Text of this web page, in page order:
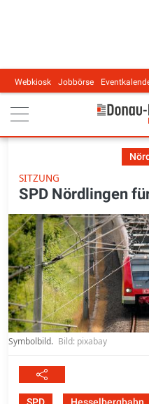
Main navigation
Webkiosk Jobbörse
SITZUNG
SPD Nördlingen
Symbolbild. Bild: pixabay